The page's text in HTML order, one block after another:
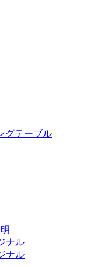
グテーブル
ナル
ナル